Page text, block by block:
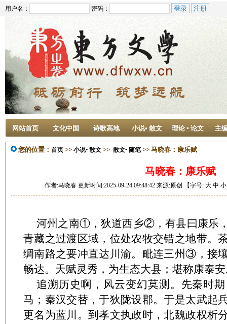
用户名： 密码：
网站首页 文化中国 诗歌高地 小说• 散文 理论 ▪ 论文 主
您的位置： 首页 >> 小说• 散文 >> 散文• 随笔>> 马晓春：康乐赋
马晓春：康乐赋
作者:马晓春 更新时间:2025-09-24 09:48:42 来源:原创 【字号: 大 中 小
河州之南①，狄道西乡②，有县曰康乐
青藏之过渡区域，位处农牧交错之地带。
绸南路之要冲直达川渝。毗连三州③，接
畅达。天赋灵秀，为生态大县；堪称康泰
追溯历史啊，风云变幻莫测。先秦时
马；秦汉交替，于狄陇设郡。于是太武起
更名为蓝川。到孝文执政时，北魏政权析